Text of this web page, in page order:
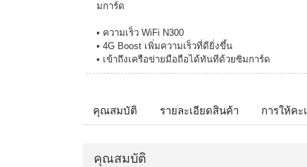
มการ์ด
• ความเร็ว WiFi N300
• 4G Boost เพิ่มความเร็วที่ดียิ่งขึ้น
• เข้าถึงเครือข่ายมือถือได้ทันทีด้วยซิมการ์ด
คุณสมบัติ รายละเอียดสินค้า การให้ค
คุณสมบัติ